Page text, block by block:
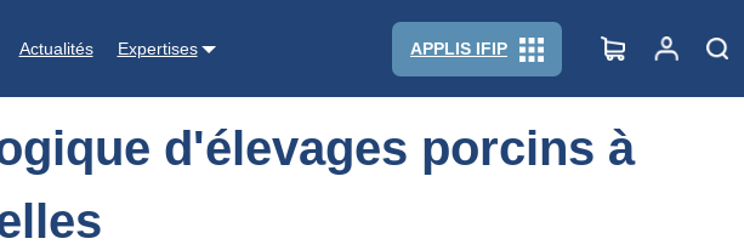
Actualités Expertises APPLIS IFIP
d'élevages porcins à